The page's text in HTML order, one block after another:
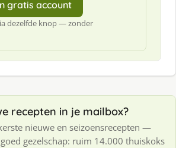
gratis account
dezelfde knop — zonder
recepten in je mailbox?
nieuwe en seizoensrecepten —
gezelschap: ruim 14.000 thuiskoks